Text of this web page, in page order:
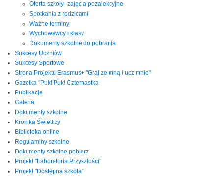
Oferta szkoły- zajęcia pozalekcyjne
Spotkania z rodzicami
Ważne terminy
Wychowawcy i klasy
Dokumenty szkolne do pobrania
Sukcesy Uczniów
Sukcesy Sportowe
Strona Projektu Erasmus+ "Graj ze mną i ucz mnie"
Gazetka "Puk! Puk! Czternastka
Publikacje
Galeria
Dokumenty szkolne
Kronika Świetlicy
Biblioteka online
Regulaminy szkolne
Dokumenty szkolne pobierz
Projekt "Laboratoria Przyszłości"
Projekt "Dostępna szkoła"